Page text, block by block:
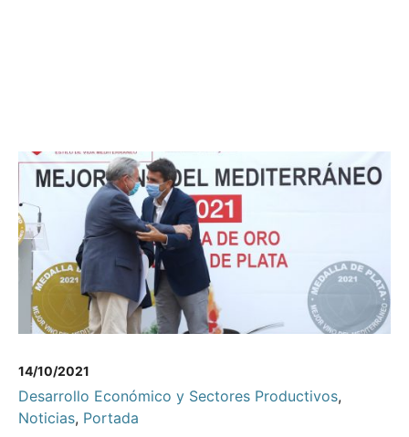
14/10/2021
Desarrollo Económico y Sectores Productivos,
Noticias, Portada